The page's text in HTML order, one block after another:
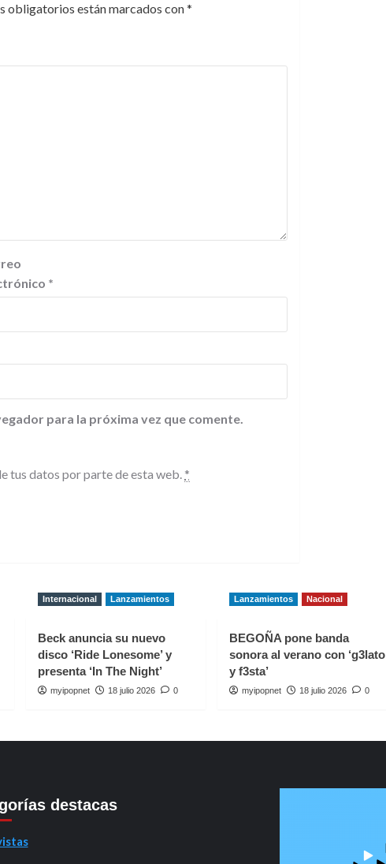
obligatorios están marcados con*
*
para la próxima vez que comente.
tus datos por parte de esta web. *
Internacional Lanzamientos
Beck anuncia su nuevo
disco ‘Ride Lonesome’ y
presenta ‘In The Night’
myipopnet 18 julio 2026 0
Lanzamientos Nacional
BEGOÑA pone banda
sonora al verano con ‘g3lato
y f3sta’
myipopnet 18 julio 2026 0
destacas